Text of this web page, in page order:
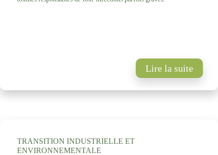
Lire la suite
TRANSITION INDUSTRIELLE ET
ENVIRONNEMENTALE